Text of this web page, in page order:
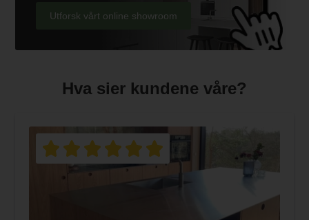
Utforsk vårt online showroom
Hva sier kundene våre?